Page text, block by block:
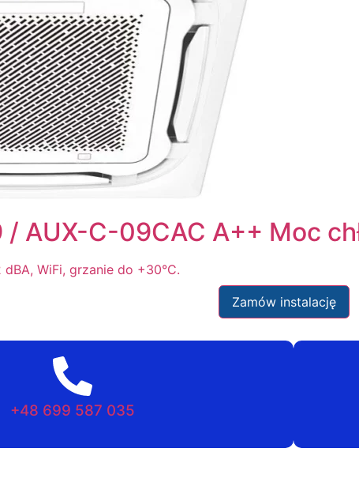
AUX-C-09CAC A++ Moc
WiFi, grzanie do +30°C.
Zamów instalację
+48 699 587 035